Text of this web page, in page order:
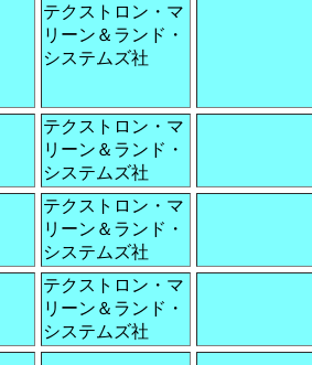
テクストロン・マ
リーン＆ランド・
システムズ社
テクストロン・マ
リーン＆ランド・
システムズ社
テクストロン・マ
リーン＆ランド・
システムズ社
テクストロン・マ
リーン＆ランド・
システムズ社